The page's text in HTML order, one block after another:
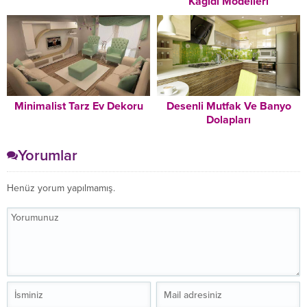
Minimalist Tarz Ev Dekoru
Desenli Mutfak Ve Banyo
Dolapları
Yorumlar
Henüz yorum yapılmamış.